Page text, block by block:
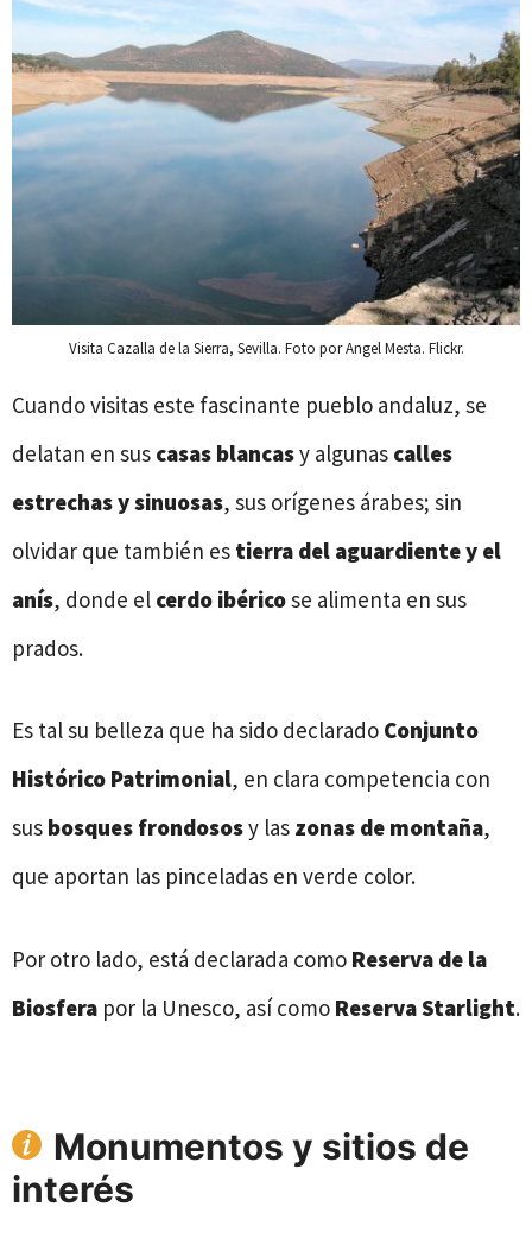
Visita Cazalla de la Sierra, Sevilla. Foto por Angel Mesta. Flickr.
Cuando visitas este fascinante pueblo andaluz, se
delatan en sus casas blancasy algunas calles
estrechas y sinuosas, sus orígenes árabes; sin
olvidar que también es tierra del aguardiente y el
anís, donde el cerdo ibéricose alimenta en sus
prados.
Es tal su belleza que ha sido declarado Conjunto
Histórico Patrimonial, en clara competencia con
sus bosques frondososy las zonas de montaña,
que aportan las pinceladas en verde color.
Por otro lado, está declarada como Reserva de la
Biosfera por la Unesco, así como Reserva Starlight.
Monumentos y sitios de
interés